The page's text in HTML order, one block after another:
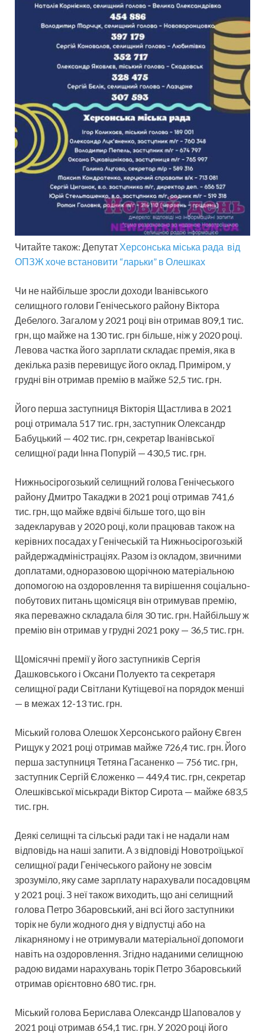
Читайте також: Депутат Херсонська міська рада від
ОПЗЖ хоче встановити “ларьки” в Олешках
Чи не найбільше зросли доходи Іванівського
селищного голови Генічеського району Віктора
Дебелого. Загалом у 2021 році він отримав 809,1 тис.
грн, що майже на 130 тис. грн більше, ніж у 2020 році.
Левова частка його зарплати складає премія, яка в
декілька разів перевищує його оклад. Приміром, у
грудні він отримав премію в майже 52,5 тис. грн.
Його перша заступниця Вікторія Щастлива в 2021
році отримала 517 тис. грн, заступник Олександр
Бабуцький — 402 тис. грн, секретар Іванівської
селищної ради Інна Попурій — 430,5 тис. грн.
Нижньосірогозький селищний голова Генічеського
району Дмитро Такаджи в 2021 році отримав 741,6
тис. грн, що майже вдвічі більше того, що він
задекларував у 2020 році, коли працював також на
керівних посадах у Генічеській та Нижньосірогозькій
райдержадміністраціях. Разом із окладом, звичними
доплатами, одноразовою щорічною матеріальною
допомогою на оздоровлення та вирішення соціально-
побутових питань щомісяця він отримував премію,
яка переважно складала біля 30 тис. грн. Найбільшу ж
премію він отримав у грудні 2021 року — 36,5 тис. грн.
Щомісячні премії у його заступників Сергія
Дашковського і Оксани Полуекто та секретаря
селищної ради Світлани Кутіщевої на порядок менші
— в межах 12-13 тис. грн.
Міський голова Олешок Херсонського району Євген
Рищук у 2021 році отримав майже 726,4 тис. грн. Його
перша заступниця Тетяна Гасаненко — 756 тис. грн,
заступник Сергій Єложенко — 449,4 тис. грн, секретар
Олешківської міськради Віктор Сирота — майже 683,5
тис. грн.
Деякі селищні та сільські ради так і не надали нам
відповідь на наші запити. А з відповіді Новотроїцької
селищної ради Генічеського району не зовсім
зрозуміло, яку саме зарплату нарахували посадовцям
у 2021 році. З неї також виходить, що ані селищний
голова Петро Збаровський, ані всі його заступники
торік не були жодного дня у відпустці або на
лікарняному і не отримували матеріальної допомоги
навіть на оздоровлення. Згідно наданими селищною
радою видами нарахувань торік Петро Збаровський
отримав орієнтовно 680 тис. грн.
Міський голова Берислава Олександр Шаповалов у
2021 році отримав 654,1 тис. грн. У 2020 році його